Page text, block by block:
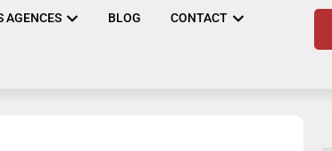
AGENCES BLOG CONTACT